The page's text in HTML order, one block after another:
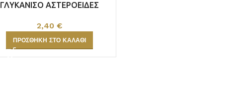
ΓΛΥΚΑΝΙΣΟ ΑΣΤΕΡΟΕΙΔΕΣ
2,40 €
ΠΡΟΣΘΉΚΗ ΣΤΟ ΚΑΛΆΘΙ